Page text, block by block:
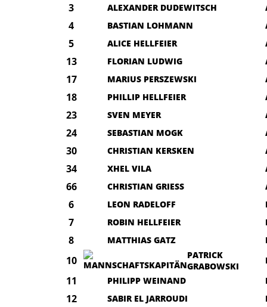
3 ALEXANDER DUDEWITSCH
4 BASTIAN LOHMANN
5 ALICE HELLFEIER
13 FLORIAN LUDWIG
17 MARIUS PERSZEWSKI
18 PHILLIP HELLFEIER
23 SVEN MEYER
24 SEBASTIAN MOGK
30 CHRISTIAN KERSKEN
34 XHEL VILA
66 CHRISTIAN GRIESS
6 LEON RADELOFF
7 ROBIN HELLFEIER
8 MATTHIAS GATZ
10
PATRICK
GRABOWSKI
11 PHILIPP WEINAND
12 SABIR EL JARROUDI